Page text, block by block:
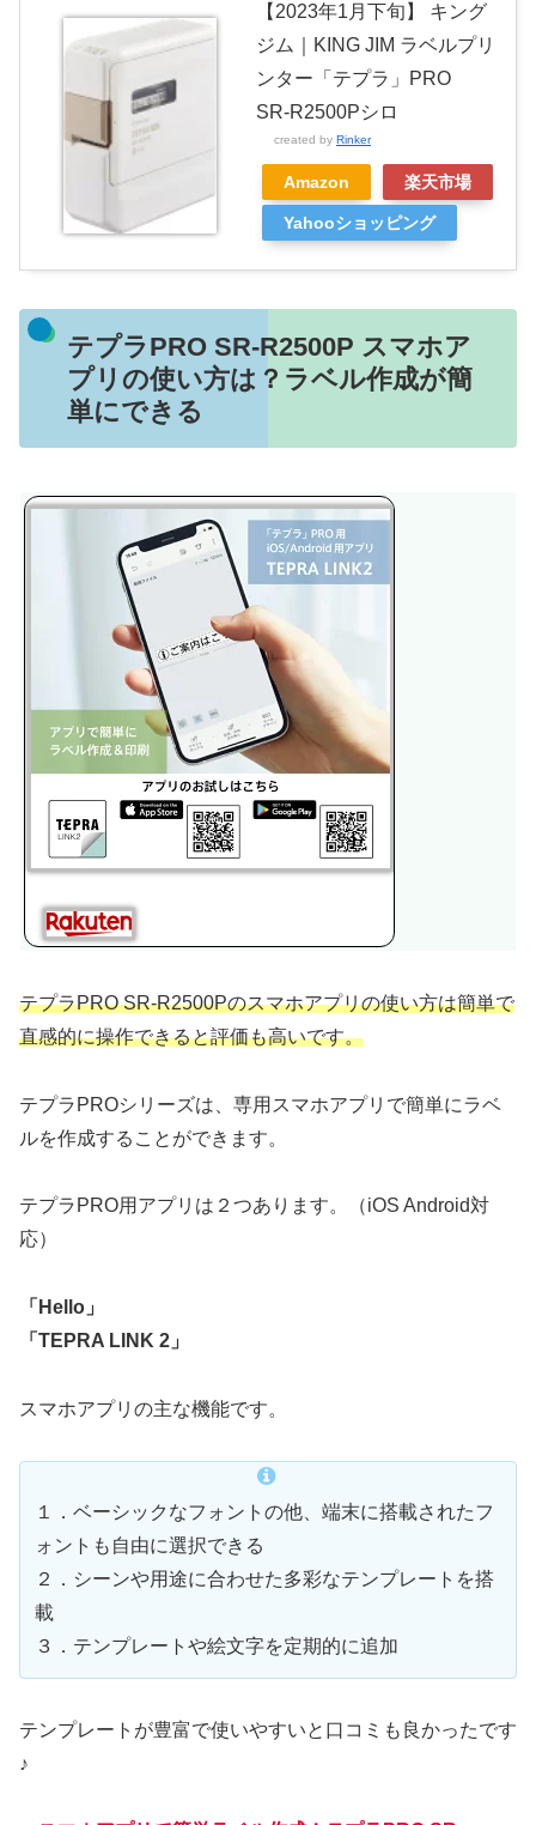
【2023年1月下旬】 キング
ジム｜KING JIM ラベルプリ
ンター「テプラ」PRO
SR-R2500Pシロ
created by Rinker
Amazon 楽天市場
Yahooショッピング
テプラPRO SR-R2500P スマホア
プリの使い方は？ラベル作成が簡
単にできる
テプラPRO SR-R2500Pのスマホアプリの使い方は簡単で
直感的に操作できると評価も高いです。
テプラPROシリーズは、専用スマホアプリで簡単にラベ
ルを作成することができます。
テプラPRO用アプリは２つあります。（iOS Android対
応）
「Hello」
「TEPRA LINK 2」
スマホアプリの主な機能です。
１．ベーシックなフォントの他、端末に搭載されたフ
ォントも自由に選択できる
２．シーンや用途に合わせた多彩なテンプレートを搭
載
３．テンプレートや絵文字を定期的に追加
テンプレートが豊富で使いやすいと口コミも良かったです
♪